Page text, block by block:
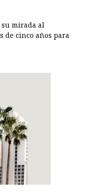
mirada al
de cinco años para